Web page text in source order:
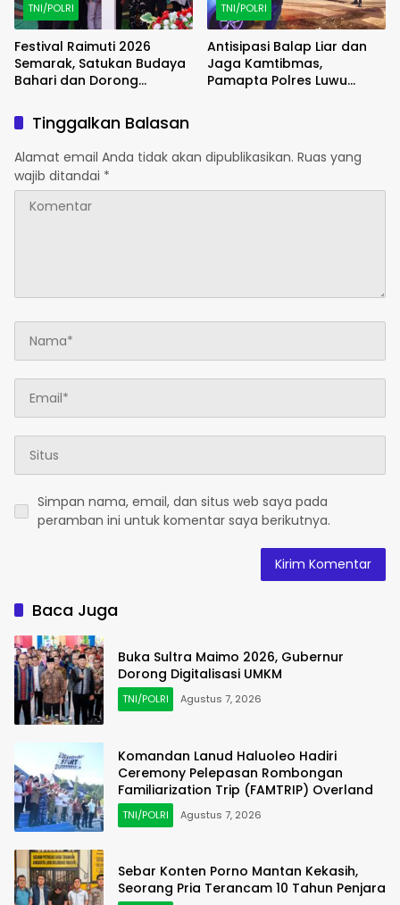
TNI/POLRI
Festival Raimuti 2026
Semarak, Satukan Budaya
Bahari dan Dorong
TNI/POLRI
Antisipasi Balap Liar dan
Jaga Kamtibmas,
Pamapta Polres Luwu
Tinggalkan Balasan
Alamat email Anda tidak akan dipublikasikan. Ruas yang
wajib ditandai *
Simpan nama, email, dan situs web saya pada
peramban ini untuk komentar saya berikutnya.
Baca Juga
Buka Sultra Maimo 2026, Gubernur
Dorong Digitalisasi UMKM
TNI/POLRI Agustus 7, 2026
Komandan Lanud Haluoleo Hadiri
Ceremony Pelepasan Rombongan
Familiarization Trip (FAMTRIP) Overland
TNI/POLRI Agustus 7, 2026
Sebar Konten Porno Mantan Kekasih,
Seorang Pria Terancam 10 Tahun Penjara